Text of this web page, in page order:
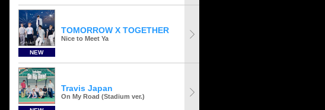
NEW
TOMORROW X TOGETHER
Nice to Meet Ya
Travis Japan
On My Road (Stadium ver.)